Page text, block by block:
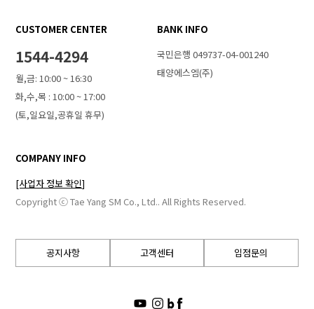
CUSTOMER CENTER
1544-4294
월,금: 10:00 ~ 16:30
화,수,목 : 10:00 ~ 17:00
(토,일요일,공휴일 휴무)
BANK INFO
국민은행 049737-04-001240
태양에스엠(주)
COMPANY INFO
[사업자 정보 확인]
Copyright ⓒ Tae Yang SM Co., Ltd.. All Rights Reserved.
공지사항 고객센터 입점문의